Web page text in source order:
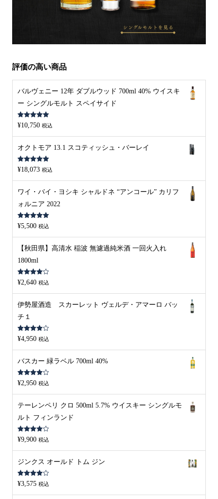
評価の高い商品
バルヴェニー 12年 ダブルウッド 700ml 40% ウイスキ
ー シングルモルト スペイサイド
5段階中5.00
の評価
¥10,750 税込
オクトモア 13.1 スコティッシュ・バーレイ
5段階中5.00
の評価
¥18,073 税込
ワイ・バイ・ヨシキ シャルドネ “アンコール” カリフ
ォルニア 2022
5段階中 5.00
の評価
¥5,500 税込
【秋田県】高清水 稲波 無濾過純米酒 一回火入れ
1800ml
5段階中
4.00の評
¥2,640 税込
伊勢屋酒造 スカーレット ヴェルデ・アマーロ バッ
チ１
5段階中
4.00の評
¥4,950 税込
バスカー 緑ラベル 700ml 40%
5段階中
4.00の評
¥2,950 税込
テーレンペリ クロ 500ml 5.7% ウイスキー シングルモ
ルト フィンランド
5段階中
4.00の評
¥9,900 税込
ジンクス オールド トム ジン
5段階中
4.00の評
¥3,575 税込